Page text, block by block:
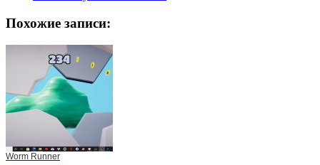
Похожие записи:
Worm Runner